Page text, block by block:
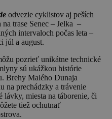
odvezie cyklistov aj peších
trase Senec – Jelka –
intervaloch počas leta –
júl a august.
pozrieť unikátne technické
sú ukážkou histórie
Brehy Malého Dunaja
na prechádzky a trávenie
lávky, miesta na táborenie, či
tiež ochutnať